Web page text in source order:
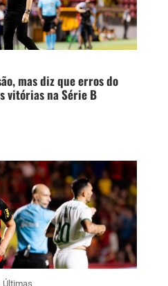
mas diz que erros do
vitórias na Série B
Últimas